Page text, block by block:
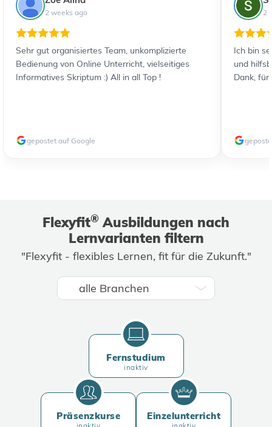
2 weeks ago
Sehr gut organisiertes Team, unkomplizierte
Bedienung von Online Unterricht, vielseitiges
Informatives Skriptum :) All in all Top !
gepostet auf Google
2
Ich bin
und
Dank, für
Flexyfit® Ausbildungen nach
Lernvarianten filtern
"Flexyfit - flexibles Lernen, fit für die Zukunft."
Fernstudium
inaktiv
Präsenzkurse Einzelunterricht